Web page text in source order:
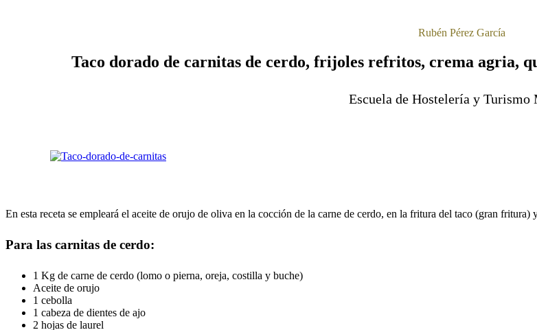
Rubén Pérez García
Taco dorado de carnitas de cerdo, frijoles refritos, crema agria,
Escuela de Hostelería y Turismo
En esta receta se empleará el aceite de orujo de oliva en la cocción de la carne de cerdo, en la fritura del taco (gran
Para las carnitas de cerdo:
1 Kg de carne de cerdo (lomo o pierna, oreja, costilla y buche)
Aceite de orujo
1 cebolla
1 cabeza de dientes de ajo
2 hojas de laurel